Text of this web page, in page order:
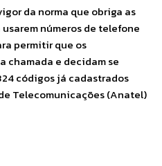
da norma que obriga as
números de telefone
permitir que os
chamada e decidam se
códigos já cadastrados
Telecomunicações (Anatel)